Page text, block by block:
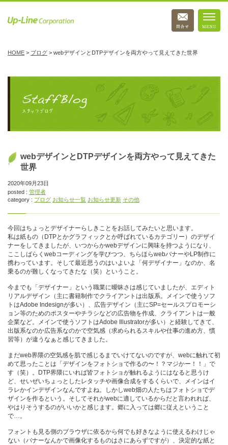
HOME > ブログ > webデザインとDTPデザインを両方やって見えてきた世界
webデザインとDTPデザインを両方やって見えてきた
世界
2020年09月23日
posted : 管理者
category : ブログ お知らせ一覧 お知らせ更新 その他
今回はちょっとデザイナーらしきことをお話してみたいと思います。
私は紙もの（DTPとかグラフィックとか呼ばれているカテゴリー）のデザイ
ナーをしてきましたが、いつからかwebデザインに興味を持つようになり、
ここしばらくwebコーディングを学びつつ、ちらほらwebバナーやLP制作に
携わっています。そして最近思うのはいよいよ「何デザイナー」なのか、名
乗るのが難しくなってきたな（笑）ということ。
今までも「デザイナー」という職業に曖昧さは感じていましたが、エディト
リアルデザイン（主に書籍制作でクライアントは出版系。メインで使うソフ
トはAdobe Indesignが多い）、広告デザイン（主にSP=セールスプロモーシ
ョン等のためのポスターやチラシなどの広告物を作成、クライアントは一般
企業など。メインで使うソフトはAdobe Illustratorが多い）と経験してきて、
出版系なのか広告系なのかで空気感（求められるスキルや仕事の進め方、慣
習等）が違うなぁと感じてきました。
まだweb界隈の空気感を肌で感じるまでいけてないのですが、webに触れて初
めて思ったことは「デザインをフォトショで作るの〜！？マジかー！！」で
す（笑）。DTP界隈にいれば皆フォトショが触れるようにはなると思うけ
ど、せいぜいちょっとしたレタッチや画像合成をするくらいで、メインはイ
ラレかインデザインなんですよね。しかしweb畑の人たちはフォトショでデ
ザインを作るという。そしてそれがwebに適しているからだと言われれば、
やはりそうするのがいいかと感じます。郷に入っては郷に従えということ
で…。
フォントも見る側のブラウザに依るから何でも好きなように使えるわけじゃ
ない（バナーなんかで画像化するものはさにあらずですが）、決定的な紙と